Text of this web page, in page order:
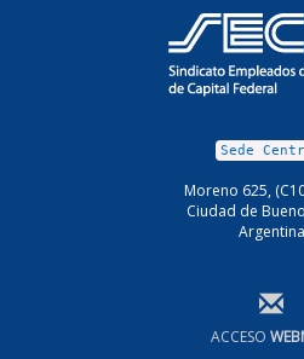
Sede
Moreno 625,
Ciudad de
Argentina
ACCESO